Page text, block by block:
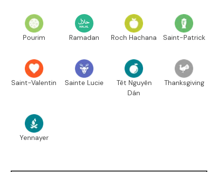
Pourim Ramadan Roch Hachana Saint-Patrick
Saint-Valentin Sainte Lucie
Têt Nguyên
Dán
Thanksgiving
Yennayer